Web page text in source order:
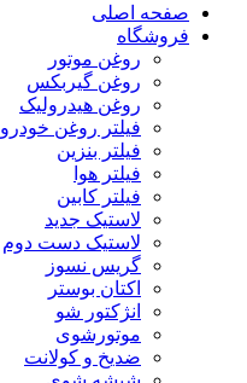
صفحه اصلی
فروشگاه
روغن موتور
روغن گیربکس
روغن هیدرولیک
فیلتر روغن خودرو
فیلتر بنزین
فیلتر هوا
فیلتر کابین
لاستیک جدید
لاستیک دست دوم
گریس نسوز
اکتان بوستر
انژکتور شو
موتورشوی
ضدیخ و کولانت